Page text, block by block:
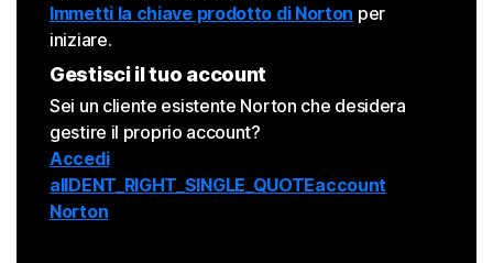
Immetti la chiave prodotto di Norton per
iniziare.
Gestisci il tuo account
Sei un cliente esistente Norton che desidera
gestire il proprio account?
Accedi
allDENT_RIGHT_SINGLE_QUOTEaccount
Norton